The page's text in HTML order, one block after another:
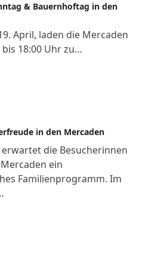
& Bauernhoftag in den
April, laden die Mercaden
18:00 Uhr zu…
in den Mercaden
die Besucherinnen
ein
Familienprogramm. Im